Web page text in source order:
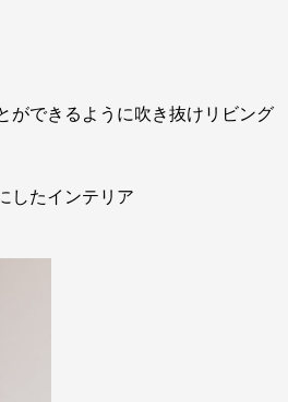
ができるように吹き抜けリビング
したインテリア